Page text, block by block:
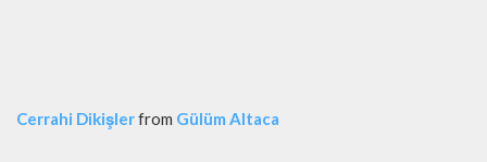
Cerrahi Dikişlerfrom Gülüm Altaca